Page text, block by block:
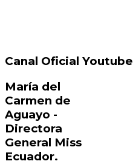
Canal Oficial Youtube
María del
Carmen de
Aguayo -
Directora
General Miss
Ecuador.